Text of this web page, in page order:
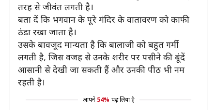
तरह से जीवंत लगती है।
बता दें कि भगवान के पूरे मंदिर के वातावरण को काफी
ठंडा रखा जाता है।
उसके बावजूद मान्‍यता है कि बालाजी को बहुत गर्मी
लगती है, जिस वजह से उनके शरीर पर पसीने की बूंदें
आसानी से देखी जा सकती हैं और उनकी पीठ भी नम
रहती है।
आपने 54% पढ़ लिया है